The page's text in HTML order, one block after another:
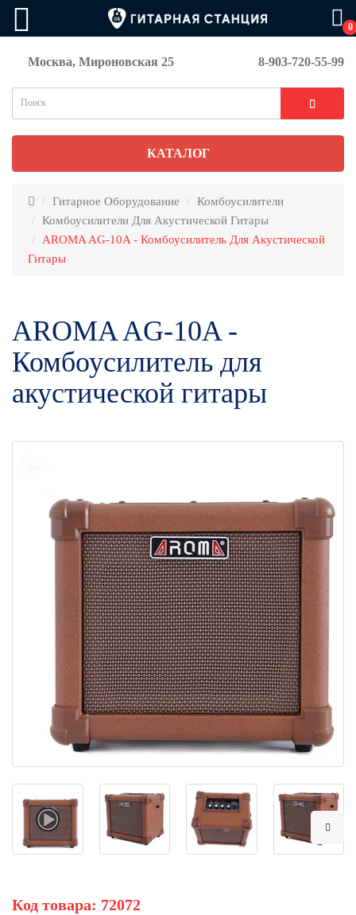
0
Москва, Мироновская 25 8-903-720-55-99
КАТАЛОГ
Гитарное Оборудование
Комбоусилители
Комбоусилители Для Акустической Гитары
AROMA AG-10A - Комбоусилитель Для Акустической
Гитары
AROMA AG-10A -
Комбоусилитель для
акустической гитары
Код товара: 72072